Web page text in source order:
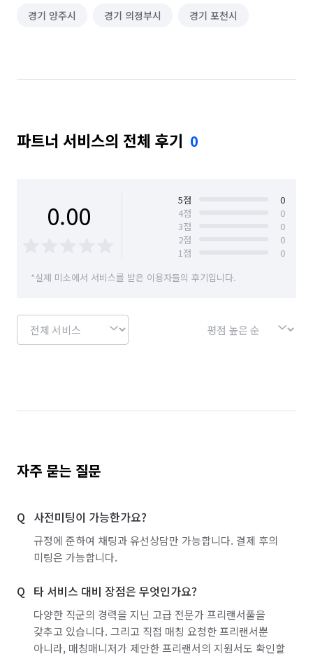
경기 양주시 경기 의정부시 경기 포천시
파트너 서비스의 전체 후기 0
0.00 5점
0
4점
0
3점
0
2점
0
1점
0
*실제 미소에서 서비스를 받은 이용자들의 후기입니다.
자주 묻는 질문
사전미팅이 가능한가요?
규정에 준하여 채팅과 유선상담만 가능합니다. 결제 후의
미팅은 가능합니다.
타 서비스 대비 장점은 무엇인가요?
다양한 직군의 경력을 지닌 고급 전문가 프리랜서풀을
갖추고 있습니다. 그리고 직접 매칭 요청한 프리랜서뿐
아니라, 매칭매니저가 제안한 프리랜서의 지원서도 확인할